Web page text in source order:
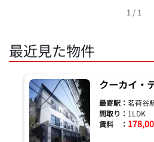
1 / 1
最近見た物件
クーカイ・
最寄駅： 茗荷谷
間取り： 1LDK
賃料 ：